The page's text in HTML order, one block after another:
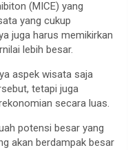
(MICE) yang
yang cukup
juga harus memikirkan
lebih besar.
aspek wisata saja
tetapi juga
secara luas.
potensi besar yang
akan berdampak besar